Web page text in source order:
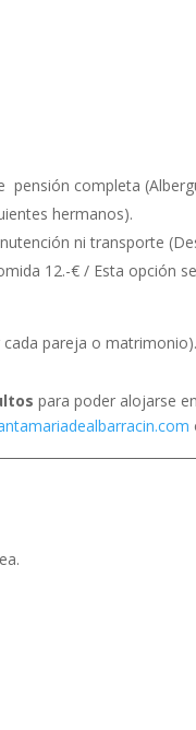
completa
hermanos).
ni transporte
12.-€ / Esta opción
pareja o matrimonio).
para poder alojarse